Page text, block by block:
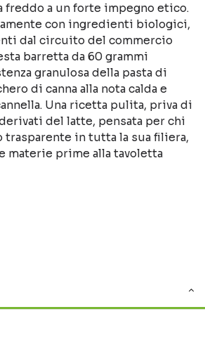
freddo a un forte impegno etico.
con ingredienti biologici,
dal circuito del commercio
barretta da 60 grammi
granulosa della pasta di
di canna alla nota calda e
Una ricetta pulita, priva di
del latte, pensata per chi
trasparente in tutta la sua filiera,
materie prime alla tavoletta